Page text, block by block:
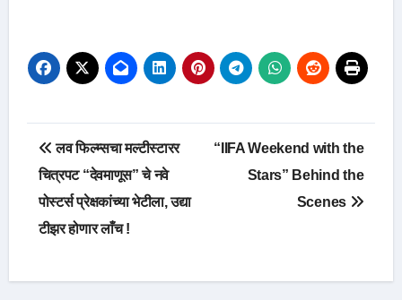
Post
navigation
लव फिल्म्सचा मल्टीस्टारर
चित्रपट “देवमाणूस” चे नवे
पोस्टर्स प्रेक्षकांच्या भेटीला, उद्या
टीझर होणार लाँच !
“IIFA Weekend with the
Stars” Behind the
Scenes